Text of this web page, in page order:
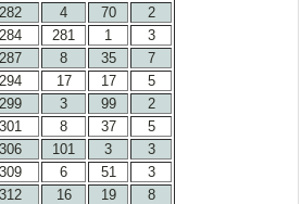
282 4 70
2
284 281 1
3
287 8 35
7
294 17 17
5
299 3 99
2
301 8 37
5
306 101 3
3
309 6 51
3
312 16 19
8